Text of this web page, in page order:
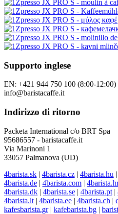
Supporto inglese
EN: +421 944 750 100 (8:00-12:00)
info@baristacaffe.it
Indirizzo di ritorno
Packeta International c/o BRT Spa
95686557 - baristacaffe.it
Via Marinoni 1
33057 Palmanova (UD)
4barista.sk | 4barista.cz | 4barista.hu |
4barista.de | 4barista.com |
4barista.dk | 4barista.se | 4barista.pt |
4barista.lt | 4barista.ee | 4barista.ch |
kafesbarista.gr| kafebarista.bg |